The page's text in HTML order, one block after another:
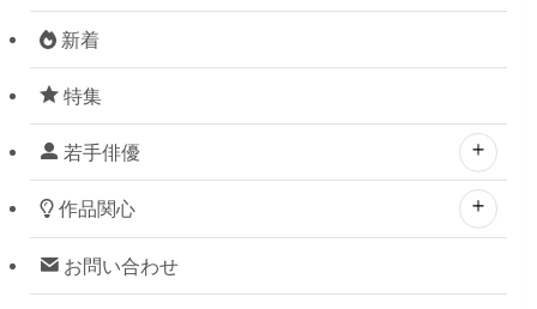
新着
特集
若手俳優
作品関心
お問い合わせ